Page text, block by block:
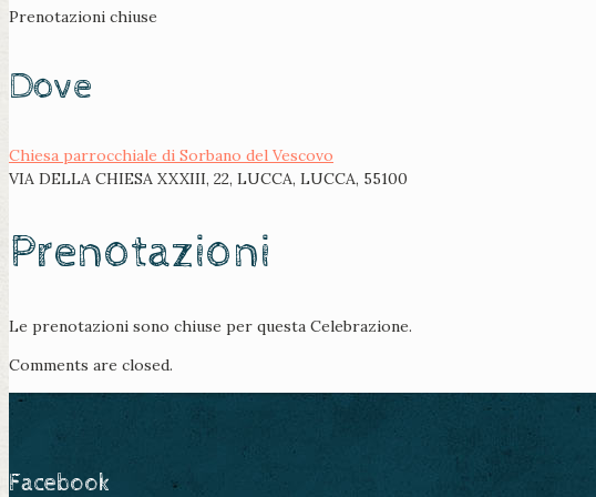
Prenotazioni chiuse
Dove
Chiesa parrocchiale di Sorbano del Vescovo
VIA DELLA CHIESA XXXIII, 22, LUCCA, LUCCA, 55100
Prenotazioni
Le prenotazioni sono chiuse per questa Celebrazione.
Comments are closed.
Facebook